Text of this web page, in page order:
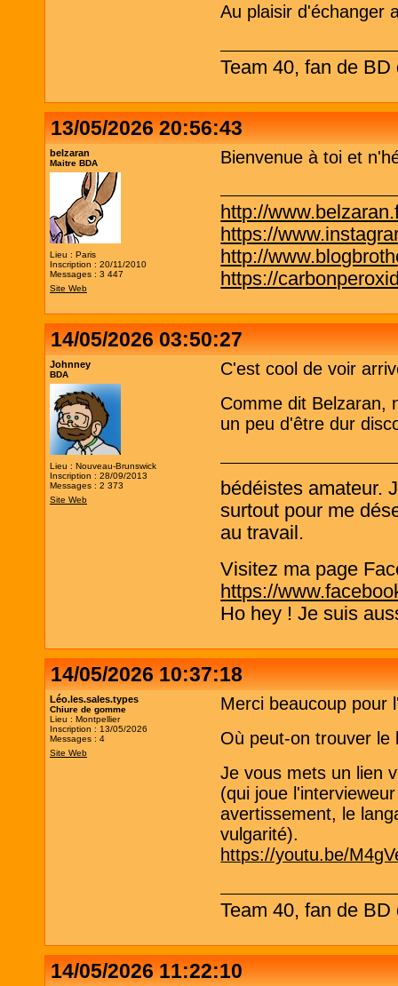
Au plaisir d'échanger
Team 40, fan de
13/05/2026 20:56:43
belzaran
Maitre BDA
Lieu : Paris
Inscription : 20/11/2010
Messages : 3 447
Site Web
Bienvenue à toi et
http://
https://
http://
https://
14/05/2026 03:50:27
Johnney
BDA
Lieu : Nouveau-Brunswick
Inscription : 28/09/2013
Messages : 2 373
Site Web
C'est cool de voir
Comme dit Belzaran,
un peu d'être dur
bédéistes amateur.
surtout pour me
au travail.
Visitez ma page
https://
Ho hey ! Je suis
14/05/2026 10:37:18
Léo.les.sales.types
Chiure de gomme
Lieu : Montpellier
Inscription : 13/05/2026
Messages : 4
Site Web
Merci beaucoup pour
Où peut-on trouver le
Je vous mets un lien
(qui joue
avertissement, le
vulgarité).
https://youtu.be/
Team 40, fan de
14/05/2026 11:22:10